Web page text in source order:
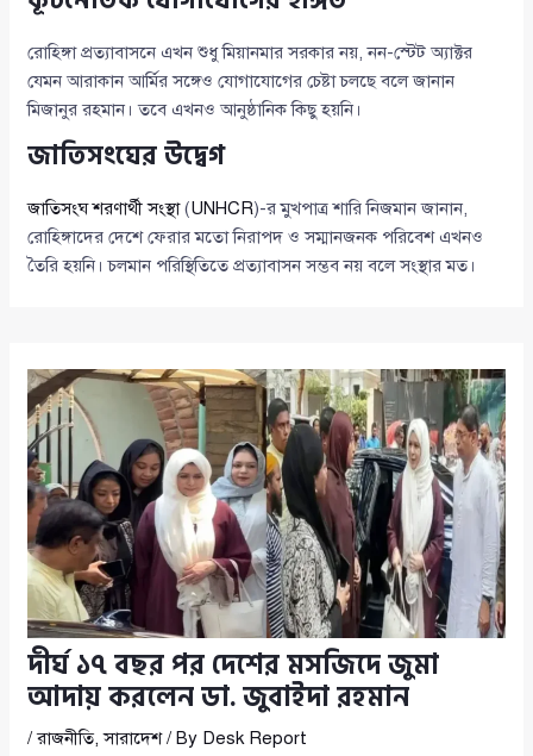
রোহিঙ্গা প্রত্যাবাসনে এখন শুধু মিয়ানমার সরকার নয়, নন-স্টেট অ্যাক্টর
যেমন আরাকান আর্মির সঙ্গেও যোগাযোগের চেষ্টা চলছে বলে জানান
মিজানুর রহমান। তবে এখনও আনুষ্ঠানিক কিছু হয়নি।
জাতিসংঘের উদ্বেগ
জাতিসংঘ শরণার্থী সংস্থা(UNHCR)-র মুখপাত্র শারি নিজমান জানান,
রোহিঙ্গাদের দেশে ফেরার মতো নিরাপদ ও সম্মানজনক পরিবেশ এখনও
তৈরি হয়নি। চলমান পরিস্থিতিতে প্রত্যাবাসন সম্ভব নয় বলে সংস্থার মত।
দীর্ঘ ১৭ বছর পর দেশের মসজিদে জুমা
আদায় করলেন ডা. জুবাইদা রহমান
/রাজনীতি,সারাদেশ/ By Desk Report